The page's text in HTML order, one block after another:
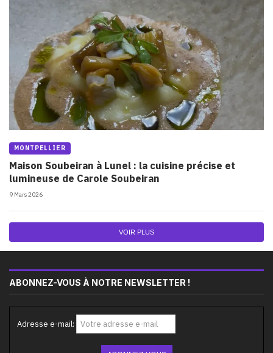
MONTPELLIER
Maison Soubeiran à Lunel : la cuisine précise et
lumineuse de Carole Soubeiran
9 Mars 2026
VOIR PLUS
ABONNEZ-VOUS À NOTRE NEWSLETTER !
Adresse e-mail: